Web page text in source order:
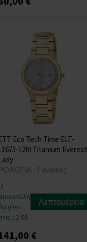
Eco Tech Time ELT-
12M Titanium Everest
- Γυναίκες
γίνει
12.08.
Λεπτομέρεια
€